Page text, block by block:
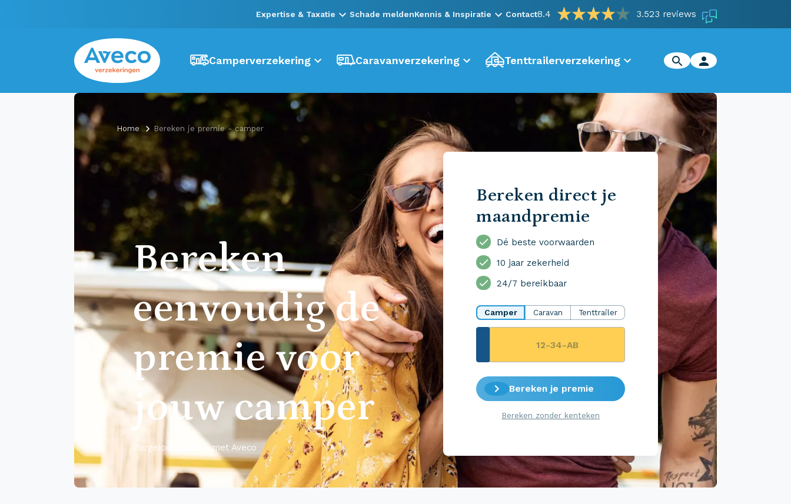
Expertise & Taxatie Schade meldenKennis & Inspiratie Contact8.4 3.523 reviews
Camperverzekering Caravanverzekering Tenttrailerverzekering
Home Bereken je premie - camper
Bereken
eenvoudig de
premie voor
jouw camper
Zorgeloos op reis met Aveco
Bereken direct je
maandpremie
Dé beste voorwaarden
10 jaar zekerheid
24/7 bereikbaar
Camper Caravan Tenttrailer
Bereken je premie
Bereken zonder kenteken